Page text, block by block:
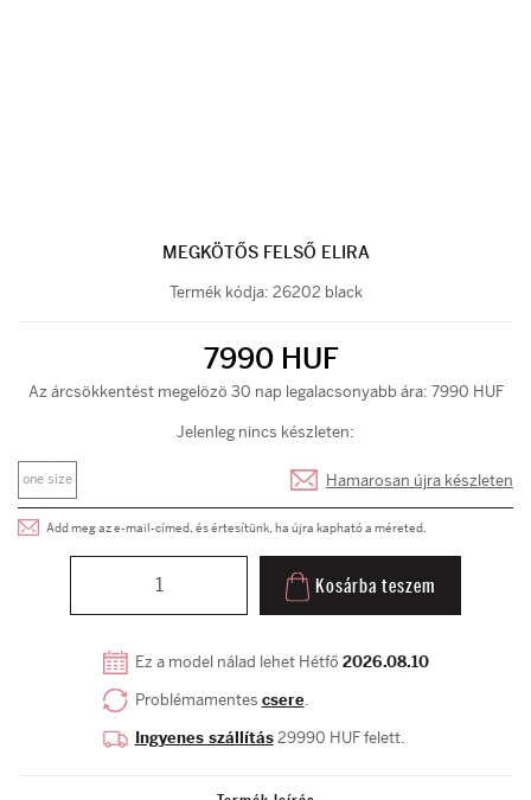
MEGKÖTŐS FELSŐ ELIRA
Termék kódja: 26202 black
7990 HUF
Az árcsökkentést megelözö 30 nap legalacsonyabb ára: 7990 HUF
Jelenleg nincs készleten:
one size Hamarosan újra készleten
Add meg az e-mail-címed, és értesítünk, ha újra kapható a méreted.
Kosárba teszem
Ez a model nálad lehet Hétfő 2026.08.10
Problémamentes csere.
Ingyenes szállítás29990 HUF felett.